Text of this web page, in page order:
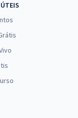
Social
Edital)